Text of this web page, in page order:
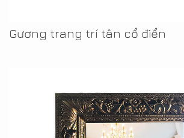
Gương trang trí tân cổ điển